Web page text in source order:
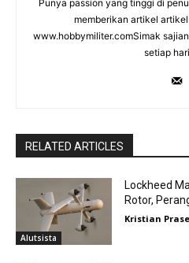
Punya passion yang tinggi di
memberikan artikel
www.hobbymiliter.comSimak
setiap
RELATED ARTICLES
Alutsista
Lockheed
Rotor,
Kristian